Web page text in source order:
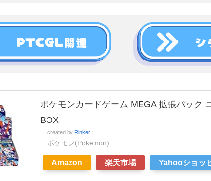
ポケモンカードゲーム MEGA 拡張パック
BOX
created by Rinker
ポケモン(Pokemon)
Amazon 楽天市場 Yahooショッ